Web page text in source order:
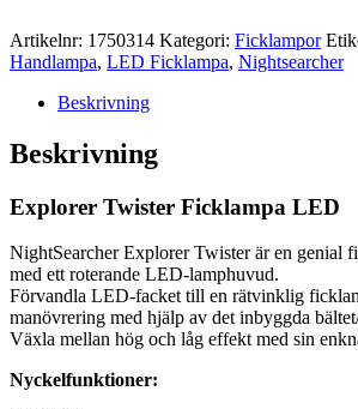
Artikelnr: 1750314 Kategori: Ficklampor
Handlampa, LED Ficklampa, Nightsearcher
Beskrivning
Beskrivning
Explorer Twister Ficklampa LED
NightSearcher Explorer Twister är en genial
med ett roterande LED-lamphuvud.
Förvandla LED-facket till en rätvinklig
manövrering med hjälp av det inbyggda
Växla mellan hög och låg effekt med sin
Nyckelfunktioner: